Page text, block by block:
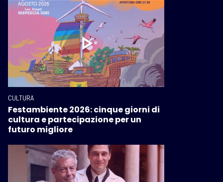
CULTURA
Festambiente 2026: cinque giorni di
cultura e partecipazione per un
futuro migliore